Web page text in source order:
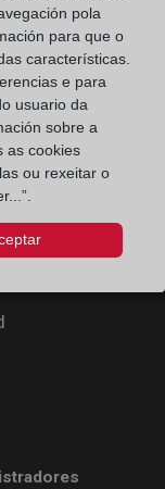
de
pola
para que o
características.
e para
usuario da
sobre a
as cookies
ou rexeitar o